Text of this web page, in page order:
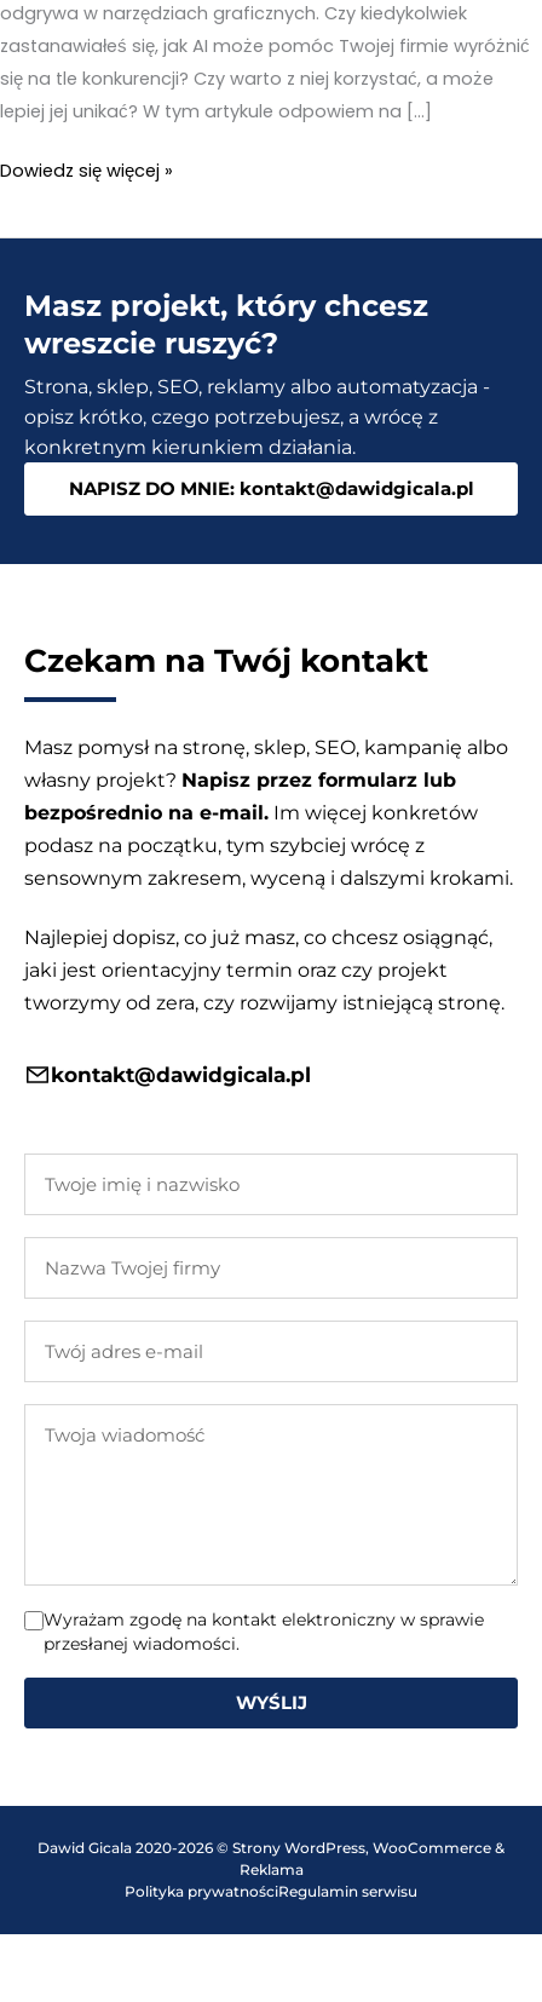
odgrywa w narzędziach graficznych. Czy kiedykolwiek
zastanawiałeś się, jak AI może pomóc Twojej firmie wyróżnić
się na tle konkurencji? Czy warto z niej korzystać, a może
lepiej jej unikać? W tym artykule odpowiem na […]
Narzędzia
–
narzędzi
grafik
Dowiedz się więcej »
Masz projekt, który chcesz
wreszcie ruszyć?
Strona, sklep, SEO, reklamy albo automatyzacja -
opisz krótko, czego potrzebujesz, a wrócę z
konkretnym kierunkiem działania.
NAPISZ DO MNIE: kontakt@dawidgicala.pl
Czekam na Twój kontakt
Masz pomysł na stronę, sklep, SEO, kampanię albo
własny projekt? Napisz przez formularz lub
bezpośrednio na e-mail. Im więcej konkretów
podasz na początku, tym szybciej wrócę z
sensownym zakresem, wyceną i dalszymi krokami.
Najlepiej dopisz, co już masz, co chcesz osiągnąć,
jaki jest orientacyjny termin oraz czy projekt
tworzymy od zera, czy rozwijamy istniejącą stronę.
kontakt@dawidgicala.pl
imię
nazwisko
Twojej
adres
mail
wiadomość
Wyrażam zgodę na kontakt elektroniczny w sprawie
przesłanej wiadomości.
WYŚLIJ
Dawid Gicala 2020-2026 © Strony WordPress, WooCommerce &
Reklama
Polityka prywatnościRegulamin serwisu